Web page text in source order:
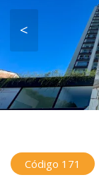
<
Código 171